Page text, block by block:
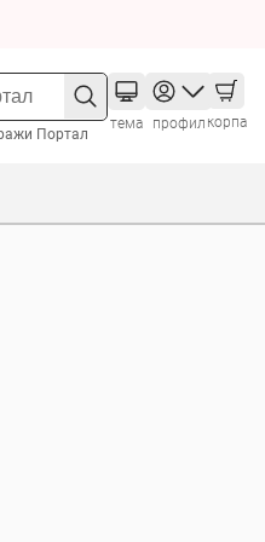
Портал
тема профил корпа